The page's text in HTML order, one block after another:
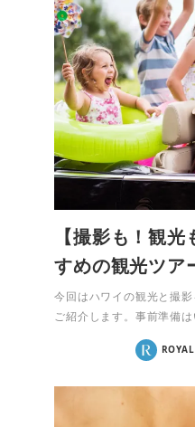
【撮影も！観
すめの観光ツア
今回はハワイの観光と撮
ご紹介します。事前準備